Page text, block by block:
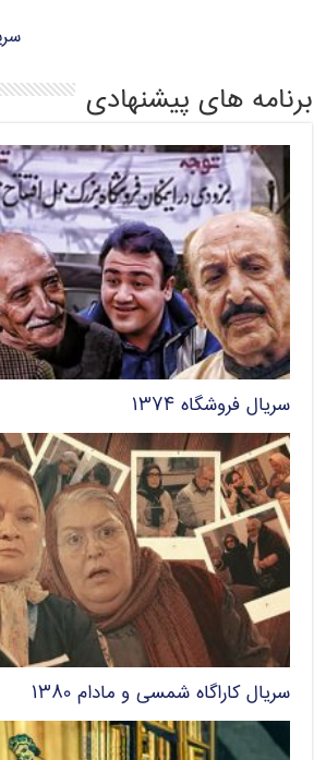
برنامه های پیشنهادی
سریال فروشگاه ۱۳۷۴
سریال کاراگاه شمسی و مادام ۱۳۸۰